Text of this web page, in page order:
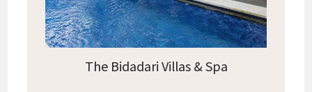
The Bidadari Villas & Spa